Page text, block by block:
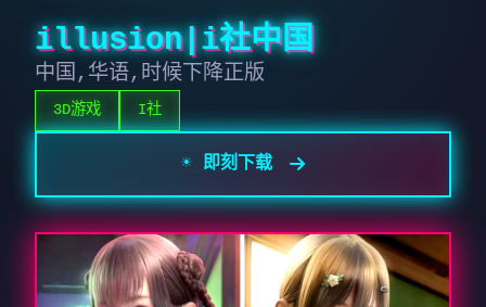
illusion|i社中国
中国,华语,时候下降正版
3D游戏 I社
☀️ 即刻下载